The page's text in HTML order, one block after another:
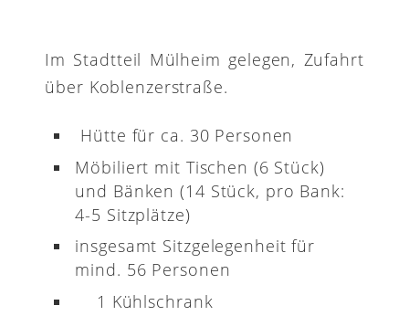
Im Stadtteil Mülheim gelegen, Zufahrt
über Koblenzerstraße.
Hütte für ca. 30 Personen
Möbiliert mit Tischen (6 Stück)
und Bänken (14 Stück, pro Bank:
4-5 Sitzplätze)
insgesamt Sitzgelegenheit für
mind. 56 Personen
1 Kühlschrank